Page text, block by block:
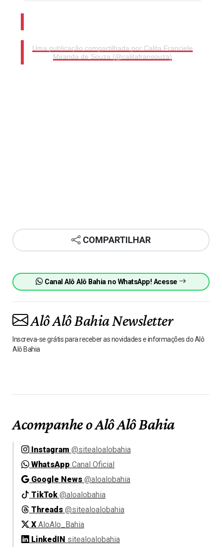
Uma publicação compartilhada por Calita Franciele
Miranda de Souza (@calitafransouza)
COMPARTILHAR
Canal Alô Alô Bahia no WhatsApp! Acesse
Alô Alô Bahia Newsletter
Inscreva-se grátis para receber as novidades e informações do Alô
Alô Bahia
Acompanhe o Alô Alô Bahia
Instagram @sitealoalobahia
WhatsApp Canal Oficial
Google News @aloalobahia
TikTok @aloalobahia
Threads @sitealoalobahia
X AloAlo_Bahia
LinkedIN sitealoalobahia